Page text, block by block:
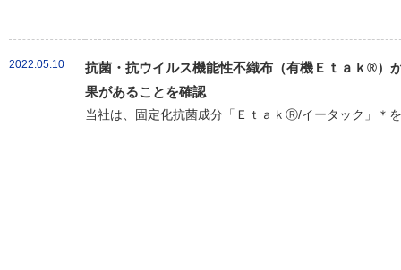
2022.05.10
抗菌・抗ウイルス機能性不織布（有機Ｅｔａｋ®）
果があることを確認
当社は、固定化抗菌成分「ＥｔａｋⓇ/イータック」＊